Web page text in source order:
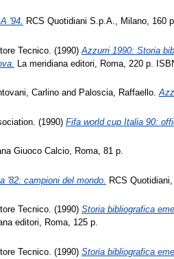
'94. RCS Quotidiani S.p.A., Milano, 160 p.
Tecnico. (1990) Azzurri 1990: Storia
La meridiana editori, Roma, 220 p.
Carlino and Paloscia, Raffaello.
(1990) Fifa world cup Italia 90:
Giuoco Calcio, Roma, 81 p.
'82: campioni del mondo. RCS
Tecnico. (1990) Storia bibliografica
editori, Roma, 125 p.
Tecnico. (1990) Storia bibliografica